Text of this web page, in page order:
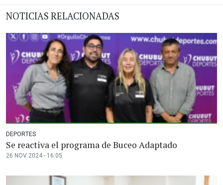
NOTICIAS RELACIONADAS
DEPORTES
Se reactiva el programa de Buceo Adaptado
26 NOV 2024 - 16:05